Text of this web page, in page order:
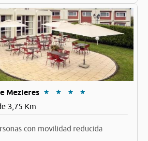
Mezieres
3,75 Km
con movilidad reducida